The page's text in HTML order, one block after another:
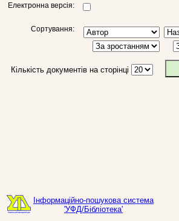
Електронна версія:
Сортування:
Кількість документів на сторінці
Інформаційно-пошукова система
'УФД/Бібліотека'